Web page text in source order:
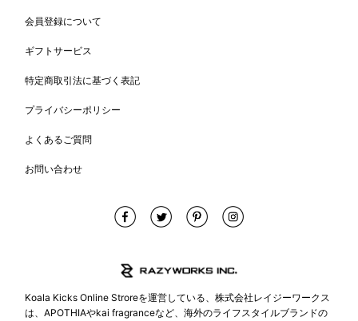
会員登録について
ギフトサービス
特定商取引法に基づく表記
プライバシーポリシー
よくあるご質問
お問い合わせ
Koala Kicks Online Stroreを運営している、株式会社レイジーワークス
は、APOTHIAやkai fragranceなど、海外のライフスタイルブランドの